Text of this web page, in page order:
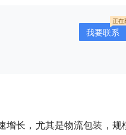
我要联系
增长，尤其是物流包装，规